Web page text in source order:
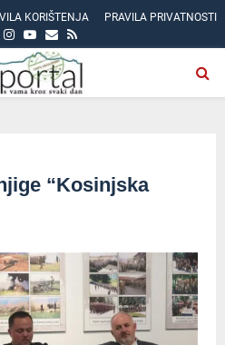
KORIŠTENJA PRAVILA PRIVATNOSTI
TWITTER
INSTAGRAM
YOUTUBE
EMAIL
RSS
“Kosinjska